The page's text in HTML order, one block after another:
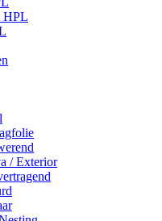
/ Exterior